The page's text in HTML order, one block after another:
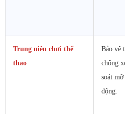
Trung niên chơi thể
thao
Bảo vệ
chống
soát
động.